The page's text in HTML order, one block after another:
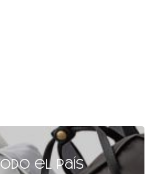
el país